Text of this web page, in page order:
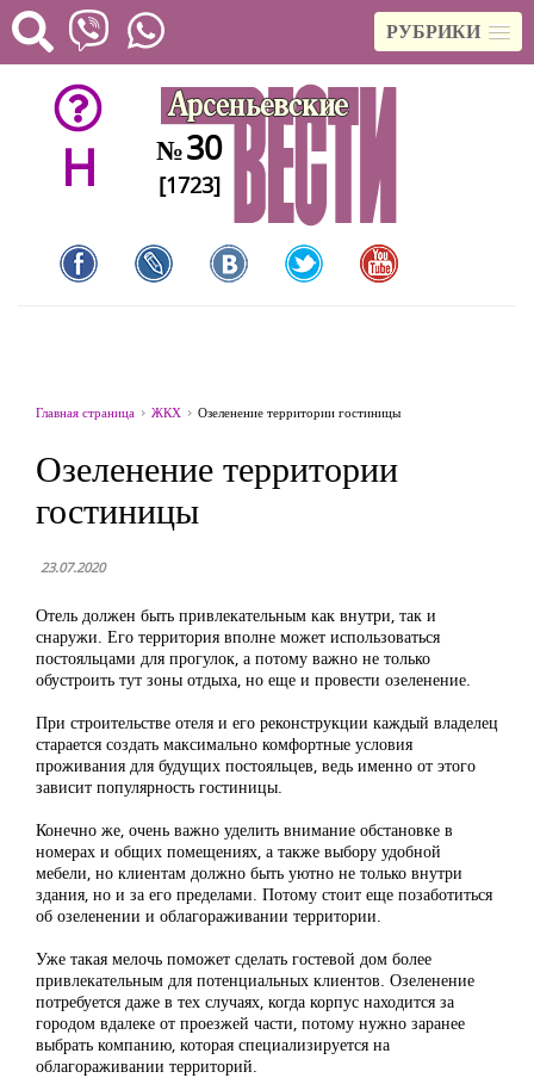
РУБРИКИ
H №30
[1723]
Главная страница ЖКХ Озеленение территории гостиницы
Озеленение территории
гостиницы
23.07.2020
Отель должен быть привлекательным как внутри, так и
снаружи. Его территория вполне может использоваться
постояльцами для прогулок, а потому важно не только
обустроить тут зоны отдыха, но еще и провести озеленение.
При строительстве отеля и его реконструкции каждый владелец
старается создать максимально комфортные условия
проживания для будущих постояльцев, ведь именно от этого
зависит популярность гостиницы.
Конечно же, очень важно уделить внимание обстановке в
номерах и общих помещениях, а также выбору удобной
мебели, но клиентам должно быть уютно не только внутри
здания, но и за его пределами. Потому стоит еще позаботиться
об озеленении и облагораживании территории.
Уже такая мелочь поможет сделать гостевой дом более
привлекательным для потенциальных клиентов. Озеленение
потребуется даже в тех случаях, когда корпус находится за
городом вдалеке от проезжей части, потому нужно заранее
выбрать компанию, которая специализируется на
облагораживании территорий.